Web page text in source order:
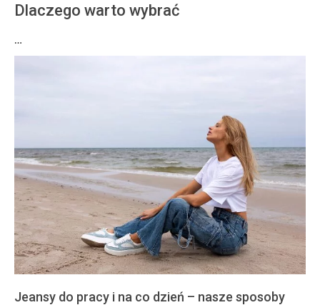
Dlaczego warto wybrać
…
Jeansy do pracy i na co dzień – nasze sposoby